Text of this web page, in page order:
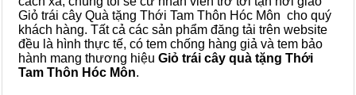
Giỏ trái cây Quà tặng Thới Tam Thôn Hóc Môn cho quý
khách hàng. Tất cả các sản phẩm đăng tải trên website
đều là hình thực tế, có tem chống hàng giả và tem bảo
hành mang thương hiệu Giỏ trái cây quà tặng Thới
Tam Thôn Hóc Môn.